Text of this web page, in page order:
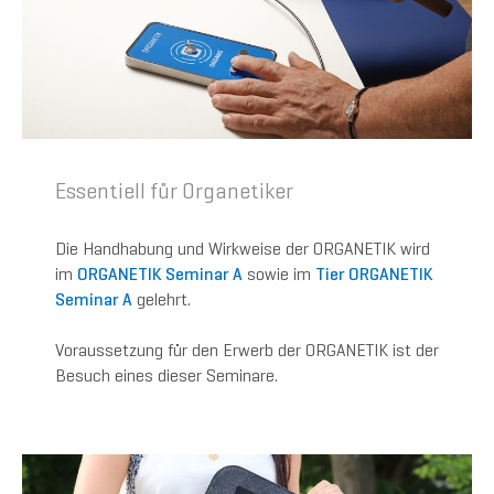
Essentiell für Organetiker
Die Handhabung und Wirkweise der ORGANETIK wird
im ORGANETIK Seminar A sowie im Tier ORGANETIK
Seminar A gelehrt.
Voraussetzung für den Erwerb der ORGANETIK ist der
Besuch eines dieser Seminare.